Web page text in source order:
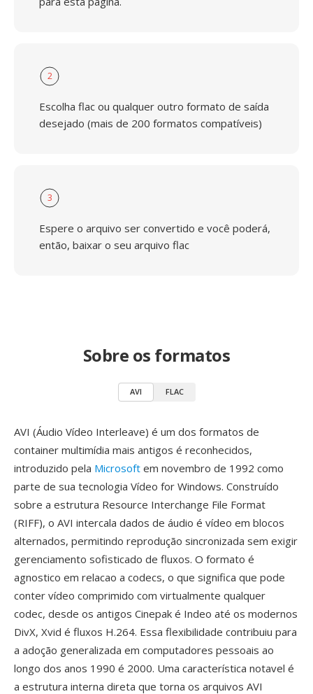
2
Escolha flac ou qualquer outro formato de saída
desejado (mais de 200 formatos compatíveis)
3
Espere o arquivo ser convertido e você poderá,
então, baixar o seu arquivo flac
Sobre os formatos
AVI FLAC
AVI (Áudio Vídeo Interleave) é um dos formatos de
container multimídia mais antigos é reconhecidos,
introduzido pela Microsoft em novembro de 1992 como
parte de sua tecnologia Vídeo for Windows. Construído
sobre a estrutura Resource Interchange File Format
(RIFF), o AVI intercala dados de áudio é vídeo em blocos
alternados, permitindo reprodução sincronizada sem exigir
gerenciamento sofisticado de fluxos. O formato é
agnostico em relacao a codecs, o que significa que pode
conter vídeo comprimido com virtualmente qualquer
codec, desde os antigos Cinepak é Indeo até os modernos
DivX, Xvid é fluxos H.264. Essa flexibilidade contribuiu para
a adoção generalizada em computadores pessoais ao
longo dos anos 1990 é 2000. Uma característica notavel é
a estrutura interna direta que torna os arquivos AVI